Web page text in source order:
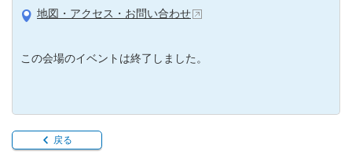
地図・アクセス・お問い合わせ
この会場のイベントは終了しました。
戻る